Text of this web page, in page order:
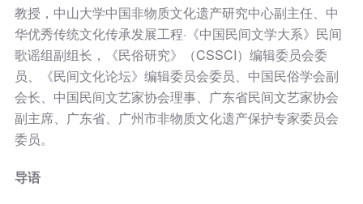
教授，中山大学中国非物质文化遗产研究中心副主任、中
华优秀传统文化传承发展工程·《中国民间文学大系》民间
歌谣组副组长，《民俗研究》（CSSCI）编辑委员会委
员、《民间文化论坛》编辑委员会委员、中国民俗学会副
会长、中国民间文艺家协会理事、广东省民间文艺家协会
副主席、广东省、广州市非物质文化遗产保护专家委员会
委员。
导语